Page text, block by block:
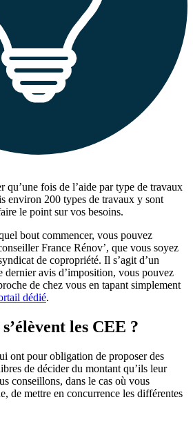
qu’une fois de l’aide par type de travaux
environ 200 types de travaux y sont
le point sur vos besoins.
bout commencer, vous pouvez
France Rénov’, que vous soyez
de copropriété. Il s’agit d’un
dernier avis d’imposition, vous pouvez
de chez vous en tapant simplement
dédié.
les CEE ?
ont pour obligation de proposer des
de décider du montant qu’ils leur
conseillons, dans le cas où vous
de mettre en concurrence les différentes